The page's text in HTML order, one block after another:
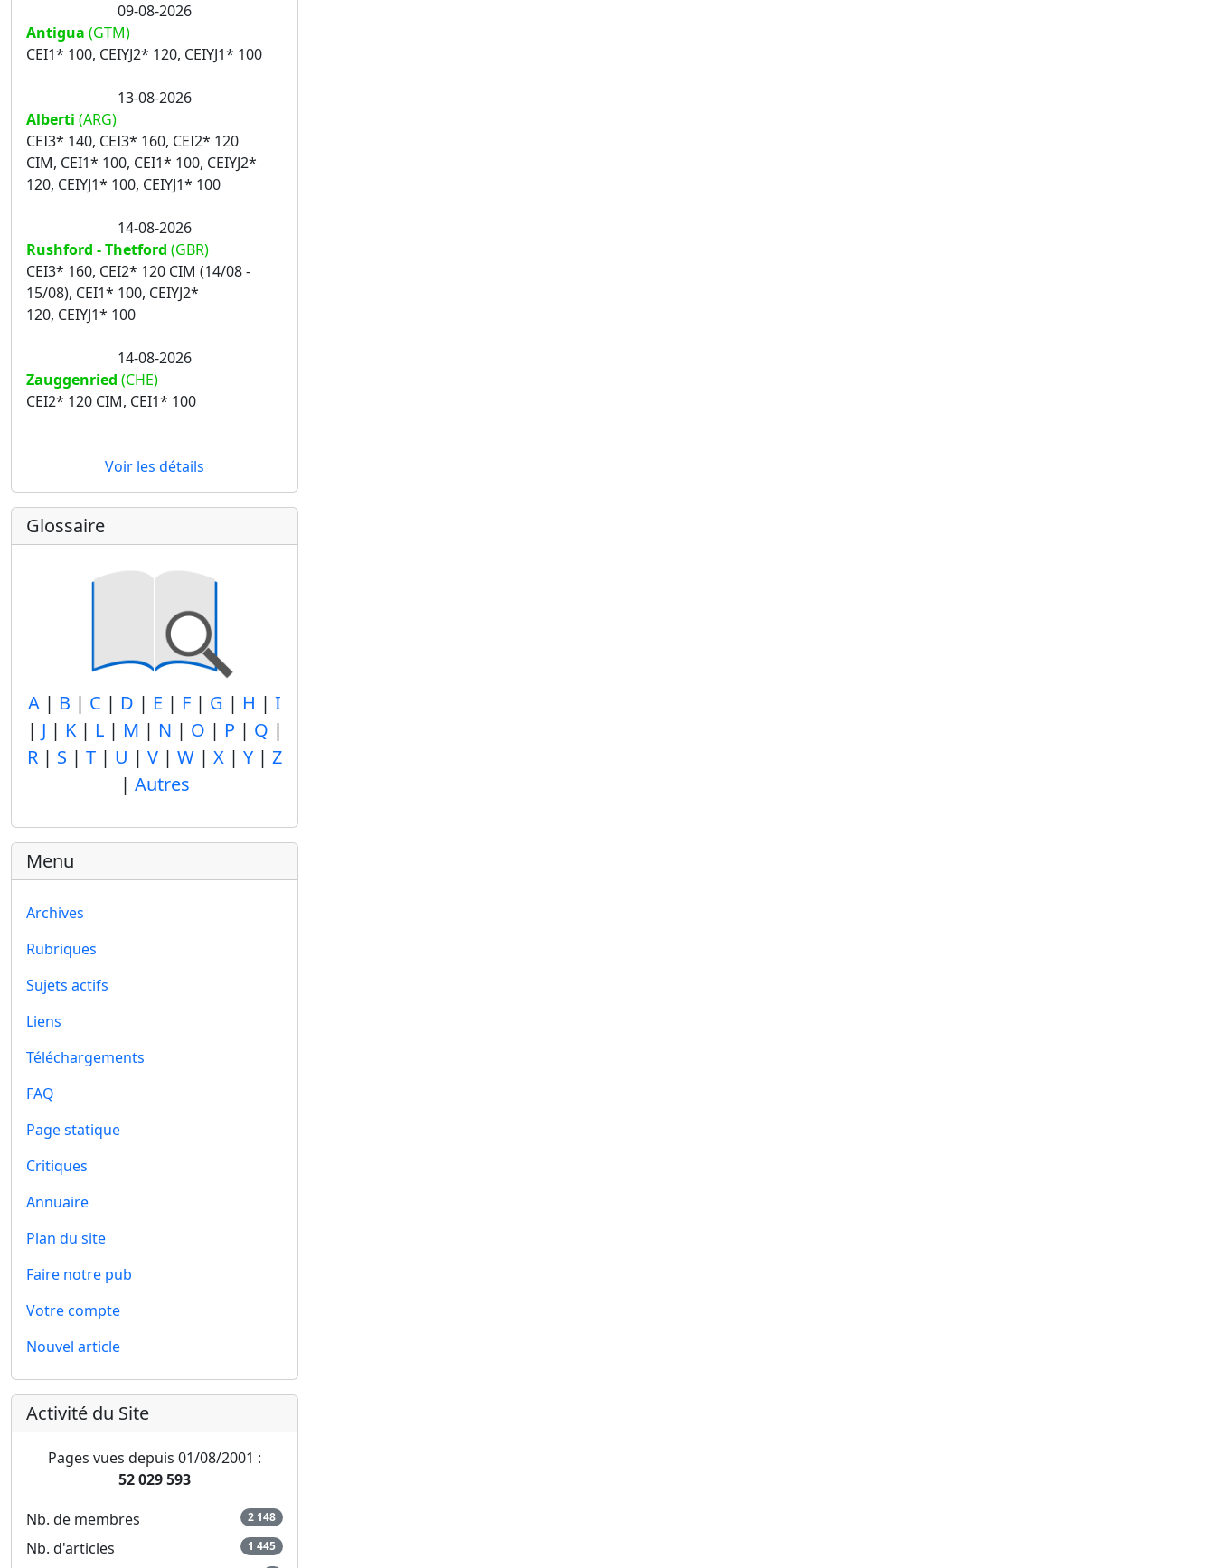
09-08-2026
Antigua (GTM)
CEI1* 100, CEIYJ2* 120, CEIYJ1* 100
13-08-2026
Alberti (ARG)
CEI3* 140, CEI3* 160, CEI2* 120
CIM, CEI1* 100, CEI1* 100, CEIYJ2*
120, CEIYJ1* 100, CEIYJ1* 100
14-08-2026
Rushford - Thetford (GBR)
CEI3* 160, CEI2* 120 CIM (14/08 -
15/08), CEI1* 100, CEIYJ2*
120, CEIYJ1* 100
14-08-2026
Zauggenried (CHE)
CEI2* 120 CIM, CEI1* 100
Voir les détails
Glossaire
A | B | C | D | E | F | G | H | I
| J | K| L| M | N | O | P | Q |
R | S | T | U | V | W | X | Y | Z
| Autres
Menu
Archives
Rubriques
Sujets actifs
Liens
Téléchargements
FAQ
Page statique
Critiques
Annuaire
Plan du site
Faire notre pub
Votre compte
Nouvel article
Activité du Site
Pages vues depuis 01/08/2001 :
52 029 593
Nb. de membres
2 148
Nb. d'articles 1 445